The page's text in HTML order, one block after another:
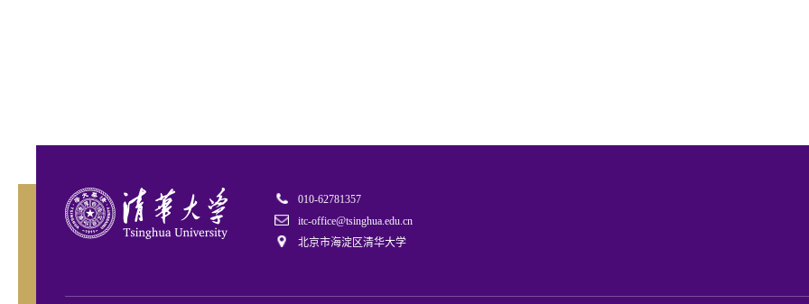
010-62781357
itc-office@tsinghua.edu.cn
北京市海淀区清华大学